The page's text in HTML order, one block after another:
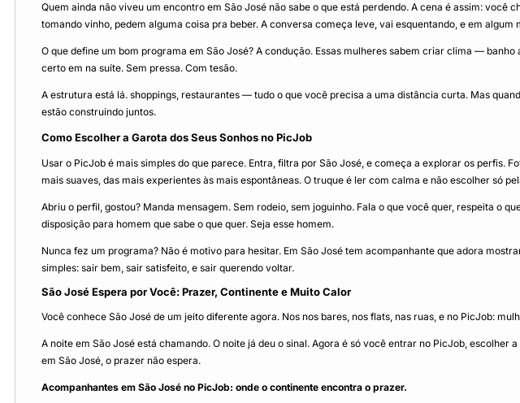
Quem ainda não viveu um encontro em São José não sabe o que está perdendo. A cena é assim:
tomando vinho, pedem alguma coisa pra beber. A conversa começa leve, vai esquentando, e em algum
O que define um bom programa em São José? A condução. Essas mulheres sabem criar clima —
certo em na suíte. Sem pressa. Com tesão.
A estrutura está lá. shoppings, restaurantes — tudo o que você precisa a uma distância curta. Mas
estão construindo juntos.
Como Escolher a Garota dos Seus Sonhos no PicJob
Usar o PicJob é mais simples do que parece. Entra, filtra por São José, e começa a explorar os
mais suaves, das mais experientes às mais espontâneas. O truque é ler com calma e não escolher só
Abriu o perfil, gostou? Manda mensagem. Sem rodeio, sem joguinho. Fala o que você quer, respeita o
disposição para homem que sabe o que quer. Seja esse homem.
Nunca fez um programa? Não é motivo para hesitar. Em São José tem acompanhante que adora
simples: sair bem, sair satisfeito, e sair querendo voltar.
São José Espera por Você: Prazer, Continente e Muito Calor
Você conhece São José de um jeito diferente agora. Nos nos bares, nos flats, nas ruas, e no PicJob:
A noite em São José está chamando. O noite já deu o sinal. Agora é só você entrar no PicJob,
em São José, o prazer não espera.
Acompanhantes em São José no PicJob: onde o continente encontra o prazer.